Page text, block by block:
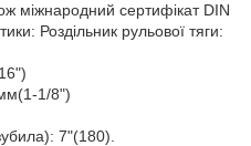
міжнародний сертифікат DIN
Роздільник рульової тяги:
1/8")
7"(180).